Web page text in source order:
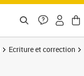
Ecriture et correction